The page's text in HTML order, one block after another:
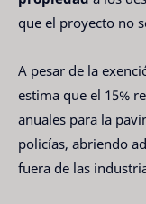
que el proyecto no
A pesar de la
estima que el 15%
anuales para la
policías, abriendo
fuera de las